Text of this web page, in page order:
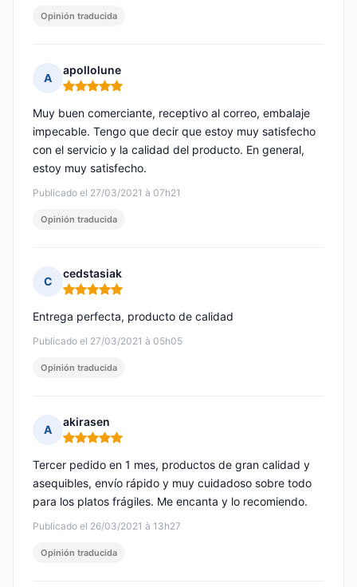
Opinión traducida
A
apollolune
Nota: 5 de 5
Publicado el 27/03/2021 à 07h21
Muy buen comerciante, receptivo al correo, embalaje
impecable. Tengo que decir que estoy muy satisfecho
con el servicio y la calidad del producto. En general,
estoy muy satisfecho.
Opinión traducida
C
cedstasiak
Nota: 5 de 5
Publicado el 27/03/2021 à 05h05
Entrega perfecta, producto de calidad
Opinión traducida
A
akirasen
Nota: 5 de 5
Publicado el 26/03/2021 à 13h27
Tercer pedido en 1 mes, productos de gran calidad y
asequibles, envío rápido y muy cuidadoso sobre todo
para los platos frágiles. Me encanta y lo recomiendo.
Opinión traducida